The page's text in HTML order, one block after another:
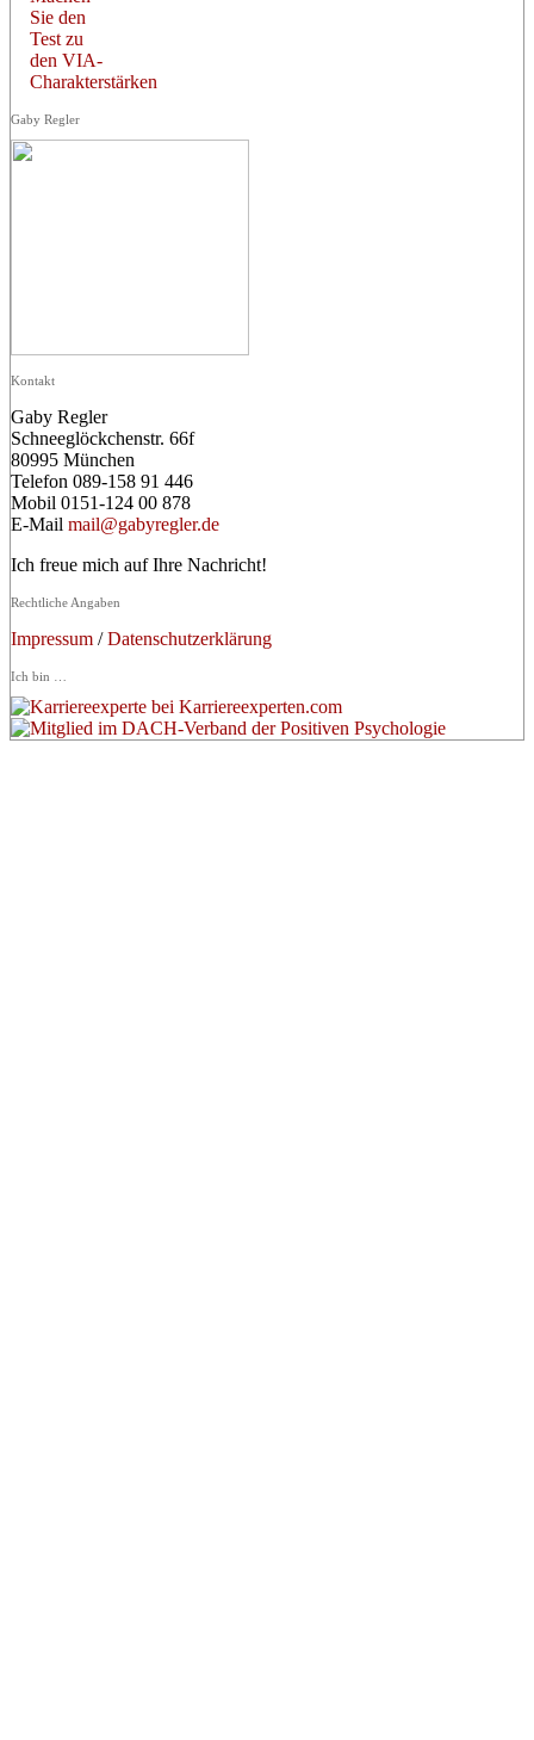
Sie den
Test zu
den VIA-
Charakterstärken
Gaby Regler
Kontakt
Gaby Regler
Schneeglöckchenstr. 66f
80995 München
Telefon 089-158 91 446
Mobil 0151-124 00 878
E-Mail mail@gabyregler.de
Ich freue mich auf Ihre Nachricht!
Rechtliche Angaben
Impressum /Datenschutzerklärung
Ich bin …